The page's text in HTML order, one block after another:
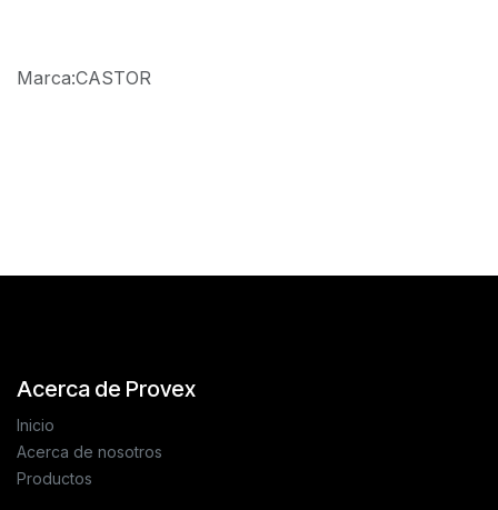
Marca:CASTOR
Acerca de Provex
Inicio
Acerca de nosotros
Productos